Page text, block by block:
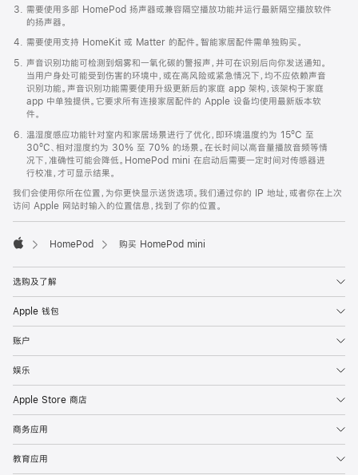
需要使用多部 HomePod 扬声器或兼容隔空播放功能并运行最新隔空播放软件
的扬声器。
需要使用支持 HomeKit 或 Matter 的配件。智能家居配件需单独购买。
声音识别功能可检测到烟雾和一氧化碳的警报声，并可在识别后向你发送通知。
当用户身处可能受到伤害的环境中，或在高风险或紧急情况下，均不应依赖声音
识别功能。声音识别功能需要使用升级更新后的家庭 app 架构，该架构于家庭
app 中单独提供。它要求所有连接家居配件的 Apple 设备均使用最新版本软
件。
温湿度感应功能针对室内和家居场景进行了优化，即环境温度约为 15ºC 至
30ºC、相对湿度约为 30% 至 70% 的场景。在长时间以高音量播放音频等情
况下，准确性可能会降低。HomePod mini 在启动后需要一定时间对传感器进
行校准，才可显示结果。
我们会使用你所在位置，为你更快显示送货选项。我们通过你的 IP 地址，或者你在上次
访问 Apple 网站时输入的位置信息，找到了你的位置。
HomePod 购买 HomePod mini
选购及了解
Apple 钱包
账户
娱乐
Apple Store 商店
商务应用
教育应用